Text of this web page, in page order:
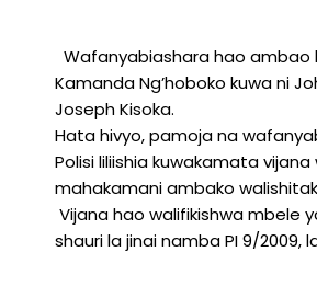
Wafanyabiashara hao ambao
Kamanda Ng’hoboko kuwa ni
Joseph Kisoka.
Hata hivyo, pamoja na
Polisi liliishia kuwakamata
mahakamani ambako
Vijana hao walifikishwa mbele
shauri la jinai namba PI 9/2009,